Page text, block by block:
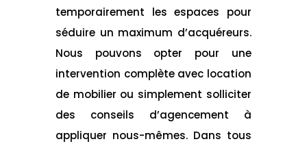
temporairement les espaces pour
séduire un maximum d’acquéreurs.
Nous pouvons opter pour une
intervention complète avec location
de mobilier ou simplement solliciter
des conseils d’agencement à
appliquer nous-mêmes. Dans tous